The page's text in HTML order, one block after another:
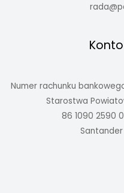
Numer rachunku
Starostwa
86 1090 2590
Santander